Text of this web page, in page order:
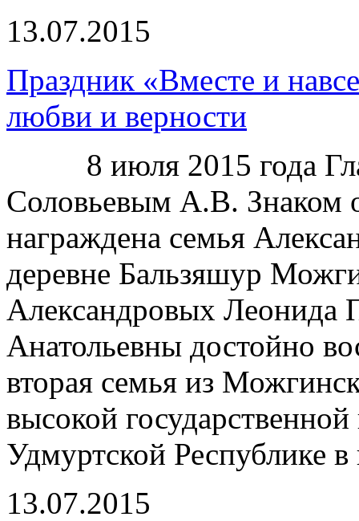
13.07.2015
Праздник «Вместе и
любви и верности
8 июля 2015 года
Соловьевым А.В. Знаком
награждена семья
деревне Бальзяшур
Александровых Леонида
Анатольевны достойно
вторая семья из
высокой
Удмуртской Республике
13.07.2015